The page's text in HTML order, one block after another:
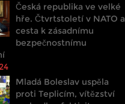
Česká republika ve velké
hře. Čtvrtstoletí v NATO a
cesta k zásadnímu
bezpečnostnímu
Mladá Boleslav uspěla
proti Teplicím, vítězství